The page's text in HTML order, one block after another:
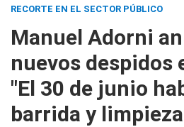
RECORTE EN EL SECTOR PÚBLICO
Manuel Adorni
nuevos despidos
"El 30 de junio
barrida y